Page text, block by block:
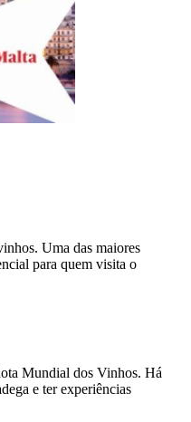
Uma das maiores
para quem visita o
Mundial dos Vinhos. Há
e ter experiências